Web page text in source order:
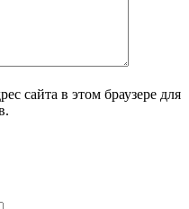
сайта в этом браузере для